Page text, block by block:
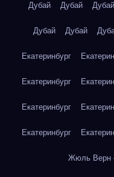
Дубай Дубай Дубай
Дубай Дубай
Екатеринбург
Екатеринбург
Екатеринбург
Екатеринбург
Жюль Верн